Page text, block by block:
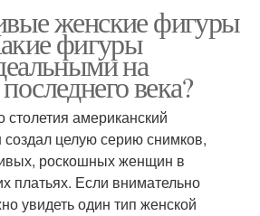
женские фигуры
фигуры
на
века?
столетия американский
создал целую серию снимков,
роскошных женщин в
платьях. Если внимательно
увидеть один тип женской